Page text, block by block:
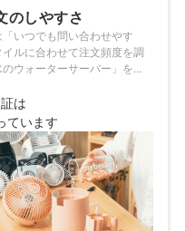
なっています。
のしやすさ
いつでも問い合わせやす
イルに合わせて注文頻度を調
ウォーターサーバー」をユ
た。2026年6月27日時点の情
行なっています。
は
ています